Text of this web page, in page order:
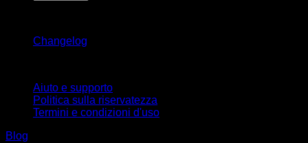
Changelog
Aiuto e supporto
Politica sulla riservatezza
Termini e condizioni d'uso
Blog